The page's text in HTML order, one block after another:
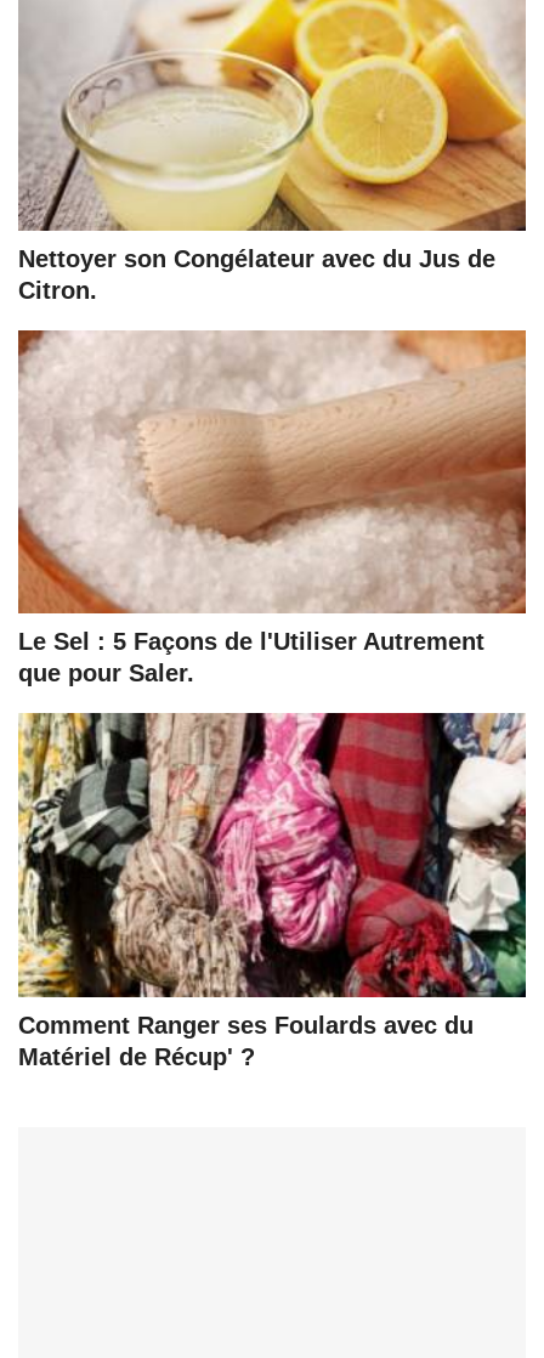
Nettoyer son Congélateur avec du Jus de
Citron.
Le Sel : 5 Façons de l'Utiliser Autrement
que pour Saler.
Comment Ranger ses Foulards avec du
Matériel de Récup' ?